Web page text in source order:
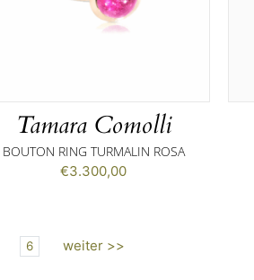
Tamara Comolli
BOUTON RING TURMALIN ROSA
€3.300,00
6 weiter >>